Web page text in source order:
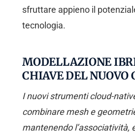
sfruttare appieno il
tecnologia.
MODELLAZIONE
CHIAVE DEL NUOVO
I nuovi strumenti cloud-
combinare mesh e
mantenendo l’associatività,